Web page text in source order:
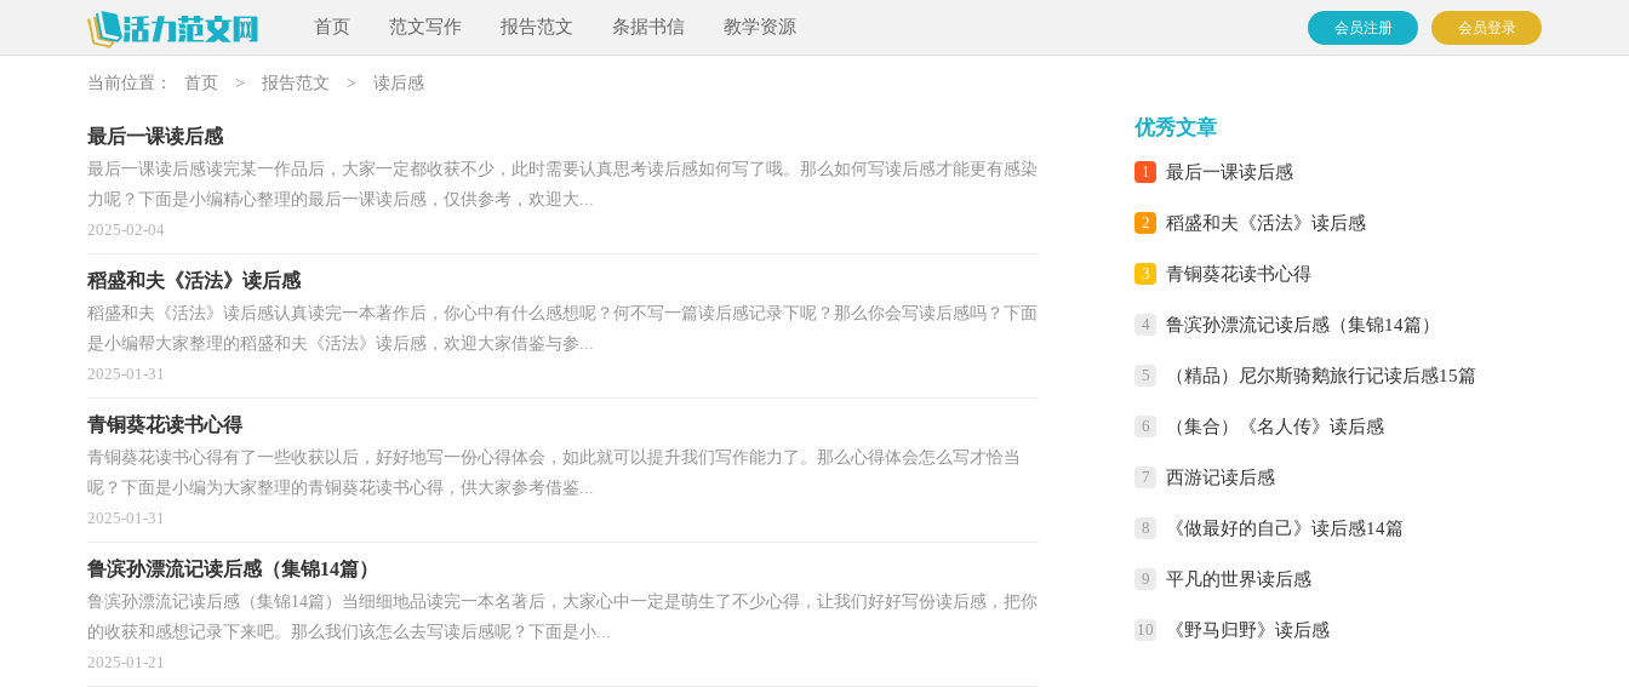
首页 范文写作 报告范文 条据书信 教学资源 会员登录
会员注册
当前位置： 首页 > 报告范文 > 读后感
最后一课读后感
最后一课读后感读完某一作品后，大家一定都收获不少，此时需要认真思考读后感如何写了哦。那么如何写读后感才能更有感染
力呢？下面是小编精心整理的最后一课读后感，仅供参考，欢迎大...
2025-02-04
稻盛和夫《活法》读后感
稻盛和夫《活法》读后感认真读完一本著作后，你心中有什么感想呢？何不写一篇读后感记录下呢？那么你会写读后感吗？下面
是小编帮大家整理的稻盛和夫《活法》读后感，欢迎大家借鉴与参...
2025-01-31
青铜葵花读书心得
青铜葵花读书心得有了一些收获以后，好好地写一份心得体会，如此就可以提升我们写作能力了。那么心得体会怎么写才恰当
呢？下面是小编为大家整理的青铜葵花读书心得，供大家参考借鉴...
2025-01-31
鲁滨孙漂流记读后感（集锦14篇）
鲁滨孙漂流记读后感（集锦14篇）当细细地品读完一本名著后，大家心中一定是萌生了不少心得，让我们好好写份读后感，把你
的收获和感想记录下来吧。那么我们该怎么去写读后感呢？下面是小...
2025-01-21
优秀文章
1 最后一课读后感
2 稻盛和夫《活法》读后感
3 青铜葵花读书心得
4 鲁滨孙漂流记读后感（集锦14篇）
5 （精品）尼尔斯骑鹅旅行记读后感15篇
6 （集合）《名人传》读后感
7 西游记读后感
8 《做最好的自己》读后感14篇
9 平凡的世界读后感
10 《野马归野》读后感